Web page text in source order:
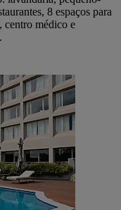
8 espaços para
centro médico e